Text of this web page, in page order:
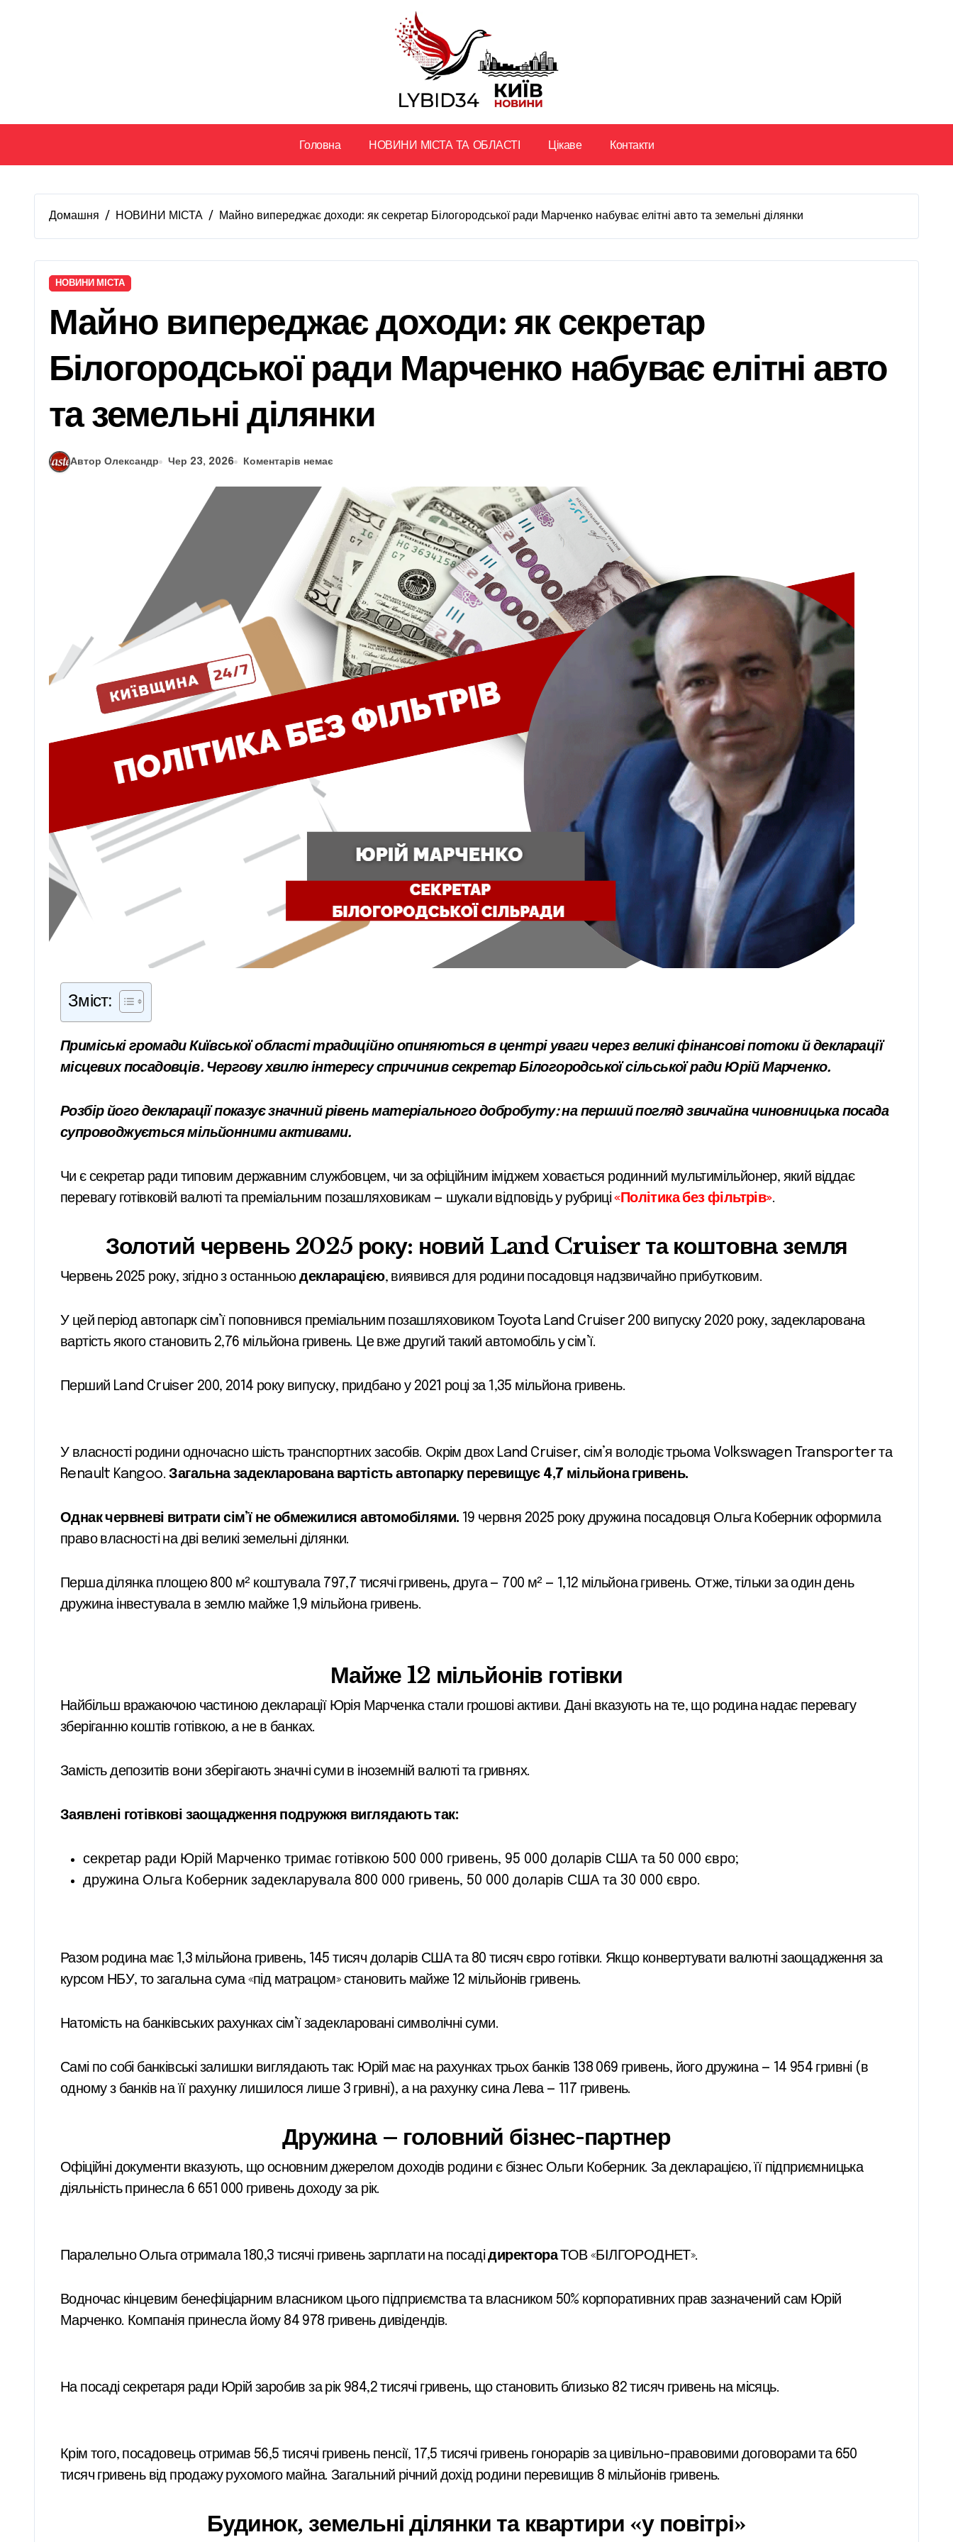
Головна НОВИНИ МІСТА ТА ОБЛАСТІ Цікаве Контакти
Домашня НОВИНИ МІСТА Майно випереджає доходи: як секретар Білогородської ради Марченко набуває елітні авто та земельні ділянки
НОВИНИ МІСТА
Майно випереджає доходи: як секретар
Білогородської ради Марченко набуває елітні авто
та земельні ділянки
Автор Олександр Чер 23, 2026 Коментарів немає
Зміст:
Приміські громади Київської області традиційно опиняються в центрі уваги через великі фінансові потоки й декларації
місцевих посадовців. Чергову хвилю інтересу спричинив секретар Білогородської сільської ради Юрій Марченко.
Розбір його декларації показує значний рівень матеріального добробуту: на перший погляд звичайна чиновницька посада
супроводжується мільйонними активами.
Чи є секретар ради типовим державним службовцем, чи за офіційним іміджем ховається родинний мультимільйонер, який віддає
перевагу готівковій валюті та преміальним позашляховикам — шукали відповідь у рубриці «Політика без фільтрів».
Золотий червень 2025 року: новий Land Cruiser та коштовна земля
Червень 2025 року, згідно з останньоюдекларацією, виявився для родини посадовця надзвичайно прибутковим.
У цей період автопарк сім’ї поповнився преміальним позашляховиком Toyota Land Cruiser 200 випуску 2020 року, задекларована
вартість якого становить 2,76 мільйона гривень. Це вже другий такий автомобіль у сім’ї.
Перший Land Cruiser 200, 2014 року випуску, придбано у 2021 році за 1,35 мільйона гривень.
У власності родини одночасно шість транспортних засобів. Окрім двох Land Cruiser, сім’я володіє трьома Volkswagen Transporter та
Renault Kangoo.Загальна задекларована вартість автопарку перевищує 4,7 мільйона гривень.
Однак червневі витрати сім’ї не обмежилися автомобілями. 19 червня 2025 року дружина посадовця Ольга Коберник оформила
право власності на дві великі земельні ділянки.
Перша ділянка площею 800 м² коштувала 797,7 тисячі гривень, друга — 700 м² — 1,12 мільйона гривень. Отже, тільки за один день
дружина інвестувала в землю майже 1,9 мільйона гривень.
Майже 12 мільйонів готівки
Найбільш вражаючою частиною декларації Юрія Марченка стали грошові активи. Дані вказують на те, що родина надає перевагу
зберіганню коштів готівкою, а не в банках.
Замість депозитів вони зберігають значні суми в іноземній валюті та гривнях.
Заявлені готівкові заощадження подружжя виглядають так:
секретар ради Юрій Марченко тримає готівкою 500 000 гривень, 95 000 доларів США та 50 000 євро;
дружина Ольга Коберник задекларувала 800 000 гривень, 50 000 доларів США та 30 000 євро.
Разом родина має 1,3 мільйона гривень, 145 тисяч доларів США та 80 тисяч євро готівки. Якщо конвертувати валютні заощадження за
курсом НБУ, то загальна сума «під матрацом» становить майже 12 мільйонів гривень.
Натомість на банківських рахунках сім’ї задекларовані символічні суми.
Самі по собі банківські залишки виглядають так: Юрій має на рахунках трьох банків 138 069 гривень, його дружина — 14 954 гривні (в
одному з банків на її рахунку лишилося лише 3 гривні), а на рахунку сина Лева — 117 гривень.
Дружина – головний бізнес-партнер
Офіційні документи вказують, що основним джерелом доходів родини є бізнес Ольги Коберник. За декларацією, її підприємницька
діяльність принесла 6 651 000 гривень доходу за рік.
Паралельно Ольга отримала 180,3 тисячі гривень зарплати на посадідиректораТОВ «БІЛГОРОДНЕТ».
Водночас кінцевим бенефіціарним власником цього підприємства та власником 50% корпоративних прав зазначений сам Юрій
Марченко. Компанія принесла йому 84 978 гривень дивідендів.
На посаді секретаря ради Юрій заробив за рік 984,2 тисячі гривень, що становить близько 82 тисяч гривень на місяць.
Крім того, посадовець отримав 56,5 тисячі гривень пенсії, 17,5 тисячі гривень гонорарів за цивільно-правовими договорами та 650
тисяч гривень від продажу рухомого майна. Загальний річний дохід родини перевищив 8 мільйонів гривень.
Будинок, земельні ділянки та квартири «у повітрі»